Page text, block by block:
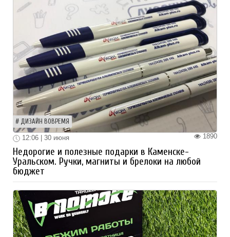
ДИЗАЙН ВОВРЕМЯ
1890
12:06 | 30 июня
Недорогие и полезные подарки в Каменске-
Уральском. Ручки, магниты и брелоки на любой
бюджет